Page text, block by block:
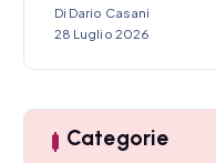
Di Dario Casani
28 Luglio 2026
Categorie